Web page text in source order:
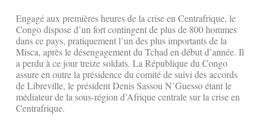
Engagé aux premières heures de la crise en Centrafrique, le
Congo dispose d’un fort contingent de plus de 800 hommes
dans ce pays, pratiquement l’un des plus importants de la
Misca, après le désengagement du Tchad en début d’année. Il
a perdu à ce jour treize soldats. La République du Congo
assure en outre la présidence du comité de suivi des accords
de Libreville, le président Denis Sassou N’Guesso étant le
médiateur de la sous-région d’Afrique centrale sur la crise en
Centrafrique.